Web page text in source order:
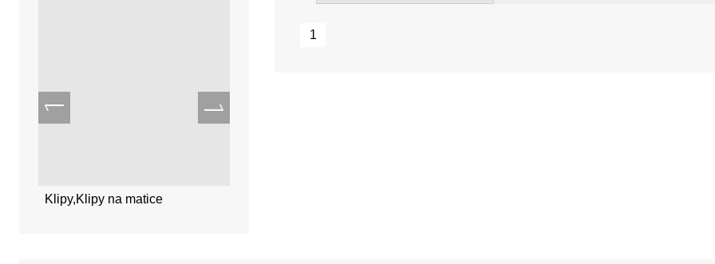
Klipy,Klipy na matice
1